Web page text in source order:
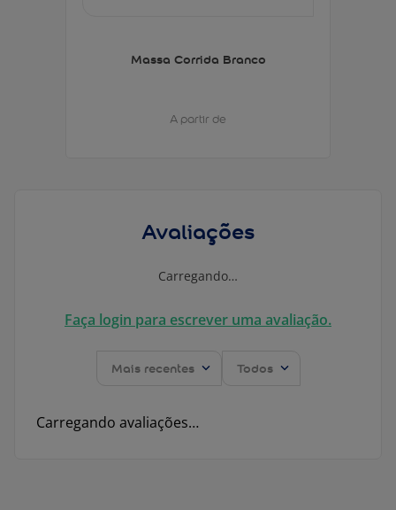
Massa Corrida Branco
A partir de
Avaliações
Carregando…
Faça login para escrever uma avaliação.
Mais recentes Todos
Carregando avaliações…